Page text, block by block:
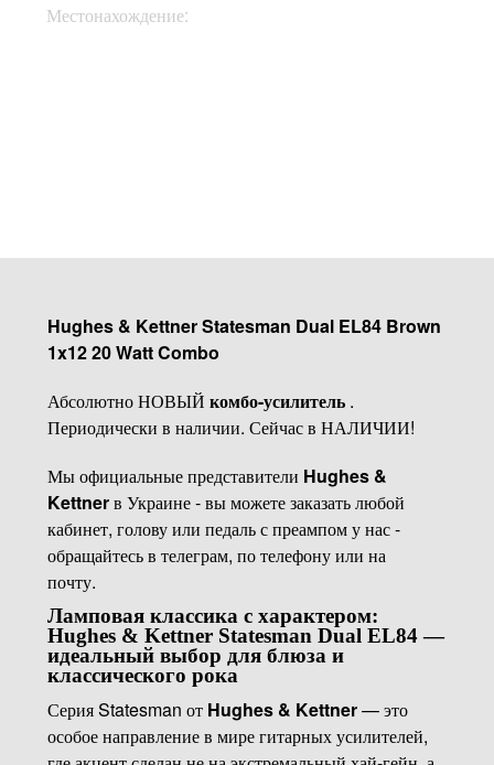
Местонахождение:
Hughes & Kettner Statesman Dual EL84 Brown
1x12 20 Watt Combo
Абсолютно НОВЫЙ комбо-усилитель .
Периодически в наличии. Сейчас в НАЛИЧИИ!
Мы официальные представители Hughes &
Kettnerв Украине - вы можете заказать любой
кабинет, голову или педаль с преампом у нас -
обращайтесь в телеграм, по телефону или на
почту.
Ламповая классика с характером:
Hughes & Kettner Statesman Dual EL84 —
идеальный выбор для блюза и
классического рока
Серия Statesman от Hughes & Kettner— это
особое направление в мире гитарных усилителей,